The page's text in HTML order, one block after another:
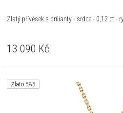
Zlatý přívěsek s brilianty - srdce - 0,12 ct -
13 090 Kč
Zlato 585